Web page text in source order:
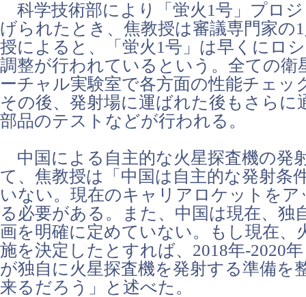
科学技術部により「蛍火1号」プロ
げられたとき、焦教授は審議専門家の
授によると、「蛍火1号」は早くにロ
調整が行われているという。全ての衛
ーチャル実験室で各方面の性能チェッ
その後、発射場に運ばれた後もさらに
部品のテストなどが行われる。
中国による自主的な火星探査機の発
て、焦教授は「中国は自主的な発射条
いない。現在のキャリアロケットを
る必要がある。また、中国は現在、独
画を明確に定めていない。もし現在、
施を決定したとすれば、2018年-2020
が独自に火星探査機を発射する準備を
来るだろう」と述べた。